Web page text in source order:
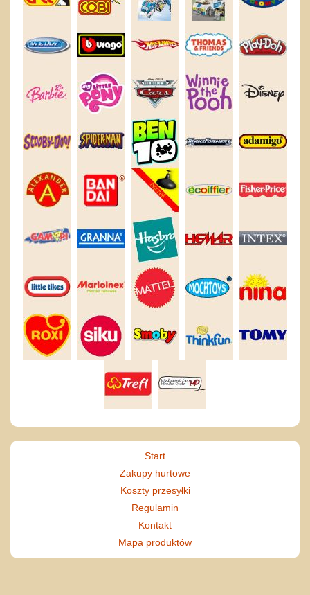
Start
Zakupy hurtowe
Koszty przesyłki
Regulamin
Kontakt
Mapa produktów